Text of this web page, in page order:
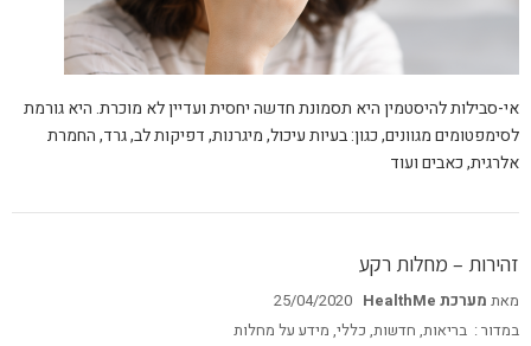
אי-סבילות להיסטמין היא תסמונת חדשה יחסית ועדיין לא מוכרת. היא גורמת
לסימפטומים מגוונים, כגון: בעיות עיכול, מיגרנות, דפיקות לב, גרד, החמרת
אלרגית, כאבים ועוד
זהירות – מחלות רקע
מאת מערכת HealthMe
25/04/2020
במדור : בריאות, חדשות, כללי, מידע על מחלות